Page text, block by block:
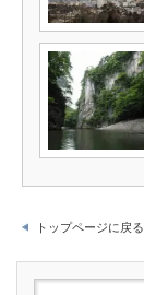
トップページに戻る